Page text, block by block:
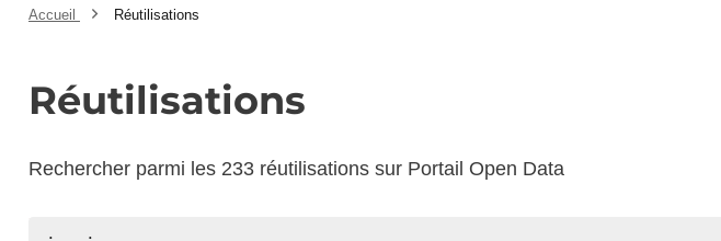
Accueil Réutilisations
Réutilisations
Rechercher parmi les 233 réutilisations sur Portail Open Data